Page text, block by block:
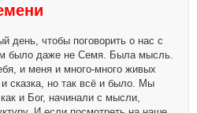
день, чтобы поговорить о нас с
было даже не Семя. Была мысль.
и меня и много-много живых
сказка, но так всё и было. Мы
и Бог, начинали с мысли,